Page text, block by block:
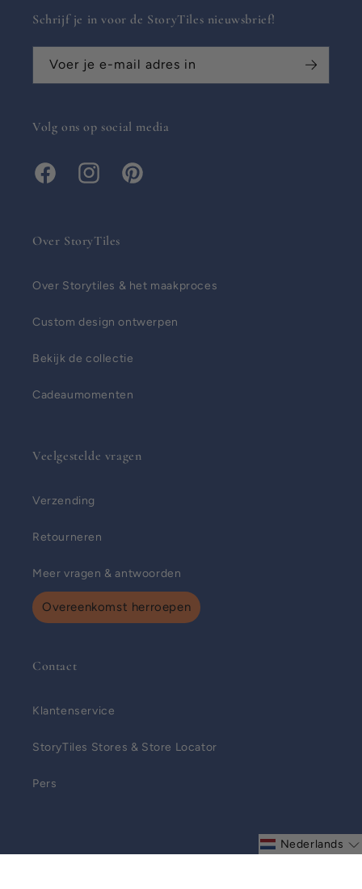
Schrijf je in voor de StoryTiles nieuwsbrief!
Voer je e-mail adres in
Volg ons op social media
FacebookInstagramPinterest
Over StoryTiles
Over Storytiles & het maakproces
Custom design ontwerpen
Bekijk de collectie
Cadeaumomenten
Veelgestelde vragen
Verzending
Retourneren
Meer vragen & antwoorden
Overeenkomst herroepen
Contact
Klantenservice
StoryTiles Stores & Store Locator
Pers
Nederlands